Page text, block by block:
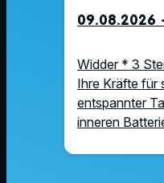
09.08.2026
Widder * 3
Ihre Kräfte für
entspannter
inneren